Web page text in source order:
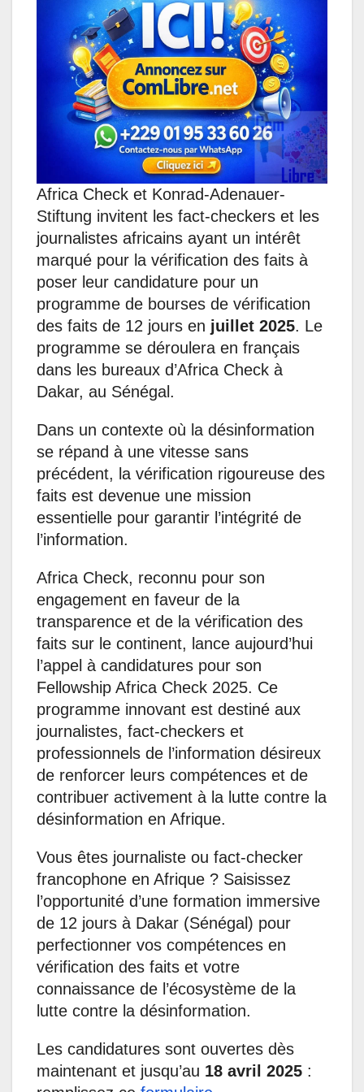
p
b
o
o
k
e
d
I
n
e
n
g
e
r
g
r
a
m
l
Africa Check et Konrad-Adenauer-
Stiftung invitent les fact-checkers et les
journalistes africains ayant un intérêt
marqué pour la vérification des faits à
poser leur candidature pour un
programme de bourses de vérification
des faits de 12 jours en juillet 2025. Le
programme se déroulera en français
dans les bureaux d’Africa Check à
Dakar, au Sénégal.
Dans un contexte où la désinformation
se répand à une vitesse sans
précédent, la vérification rigoureuse des
faits est devenue une mission
essentielle pour garantir l’intégrité de
l’information.
Africa Check, reconnu pour son
engagement en faveur de la
transparence et de la vérification des
faits sur le continent, lance aujourd’hui
l’appel à candidatures pour son
Fellowship Africa Check 2025. Ce
programme innovant est destiné aux
journalistes, fact-checkers et
professionnels de l’information désireux
de renforcer leurs compétences et de
contribuer activement à la lutte contre la
désinformation en Afrique.
Vous êtes journaliste ou fact-checker
francophone en Afrique ? Saisissez
l’opportunité d’une formation immersive
de 12 jours à Dakar (Sénégal) pour
perfectionner vos compétences en
vérification des faits et votre
connaissance de l’écosystème de la
lutte contre la désinformation.
Les candidatures sont ouvertes dès
maintenant et jusqu’au 18 avril 2025 :